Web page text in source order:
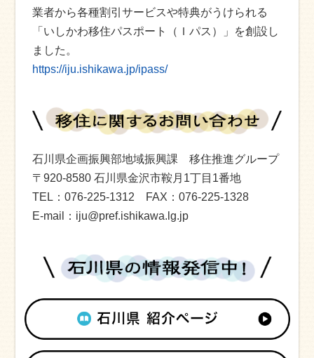
業者から各種割引サービスや特典がうけられる
「いしかわ移住パスポート（Ｉパス）」を創設し
ました。
https://iju.ishikawa.jp/ipass/
石川県企画振興部地域振興課 移住推進グループ
〒920-8580 石川県金沢市鞍月1丁目1番地
TEL：076-225-1312 FAX：076-225-1328
E-mail：iju@pref.ishikawa.lg.jp